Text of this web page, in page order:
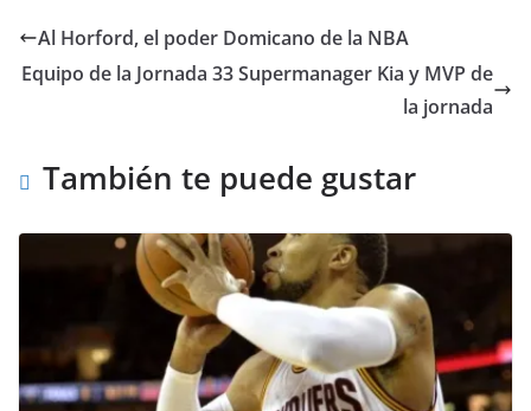
Al Horford, el poder Domicano de la NBA
Equipo de la Jornada 33 Supermanager Kia y MVP de
la jornada
También te puede gustar